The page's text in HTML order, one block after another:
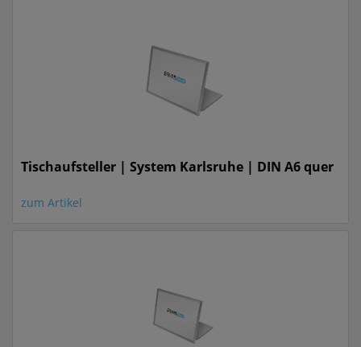
Tischaufsteller | System Karlsruhe | DIN A6 quer
zum Artikel